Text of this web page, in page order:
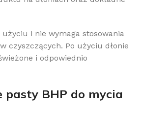
i nie wymaga stosowania
czyszczących. Po użyciu dłonie
i odpowiednio
pasty BHP do mycia